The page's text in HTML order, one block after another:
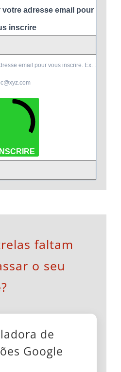
adresse email pour
inscrire
email pour vous inscrire. Ex. :
faltam
o seu
de
Google